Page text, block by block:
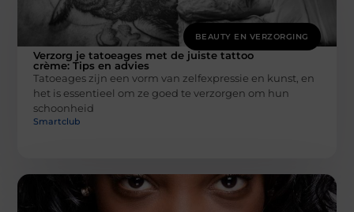
BEAUTY EN VERZORGING
Verzorg je tatoeages met de juiste tattoo
crème: Tips en advies
Tatoeages zijn een vorm van zelfexpressie en kunst, en
het is essentieel om ze goed te verzorgen om hun
schoonheid
Smartclub